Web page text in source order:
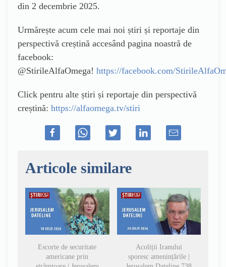
din 2 decembrie 2025.
Urmărește acum cele mai noi știri și reportaje din
perspectivă creștină accesând pagina noastră de
facebook:
@StirileAlfaOmega! https://facebook.com/
Click pentru alte știri și reportaje din perspectivă
creștină: https://alfaomega.tv/stiri
Articole similare
Escorte de securitate
americane prin
Acoliții Iranului
sporesc amenințările |